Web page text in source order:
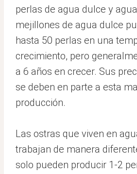
perlas de agua dulce y
mejillones de agua dulce
hasta 50 perlas en una
crecimiento, pero
a 6 años en crecer. Sus
se deben en parte a esta
producción.
Las ostras que viven en
trabajan de manera
solo pueden producir 1-2